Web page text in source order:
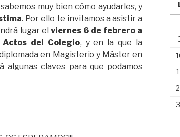
muy bien cómo ayudarles, y
. Por ello te invitamos a asistir a
lugar elviernes 6 de febrero a
del Colegio, y en la que la
en Magisterio y Máster en
algunas claves para que podamos